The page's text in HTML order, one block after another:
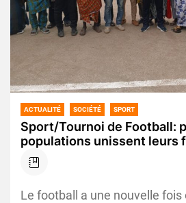
ACTUALITÉ SOCIÉTÉ SPORT
Sport/Tournoi de Football:
populations unissent leurs
d’un tournoi pour la paix et
sociale
Le football a une nouvelle